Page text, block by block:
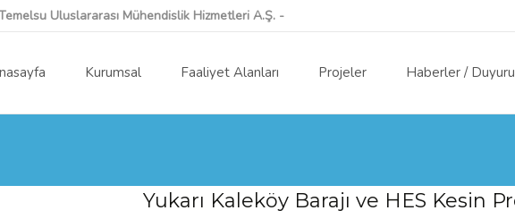
Uluslararası Mühendislik Hizmetleri A.Ş. -
Kurumsal Faaliyet Alanları Projeler Haberler /
Yukarı Kaleköy Barajı ve HES Kesin